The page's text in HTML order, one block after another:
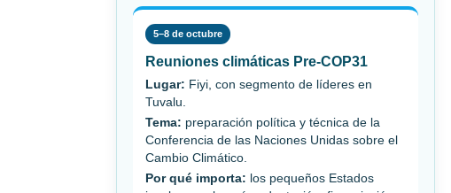
5–8 de octubre
Reuniones climáticas Pre-COP31
Lugar: Fiyi, con segmento de líderes en
Tuvalu.
Tema: preparación política y técnica de la
Conferencia de las Naciones Unidas sobre el
Cambio Climático.
Por qué importa: los pequeños Estados